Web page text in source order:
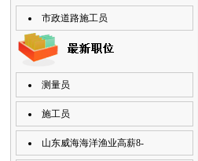
市政道路施工员
测量员
施工员
山东威海海洋渔业高薪8-